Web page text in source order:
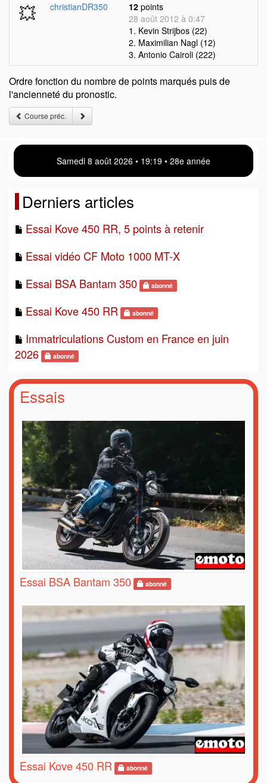
💥 christianDR350 12 points
28 août 2012 à 0:47
1. Kevin Strijbos (22)
2. Maximilian Nagl (12)
3. Antonio Cairoli (222)
Ordre fonction du nombre de points marqués puis de
l'ancienneté du pronostic.
Course préc.
Samedi 8 août 2026 • 19 19 • 28e année
Derniers articles
Essai Kove 450 RR, 5 points à retenir
Essai vidéo CF Moto 1000 MT-X
Essai BSA Bantam 350
abonné
Essai Kove 450 RR abonné
Immatriculations Custom en France en juin
2026
abonné
Essais
Essai BSA Bantam 350 abonné
Essai Kove 450 RR abonné